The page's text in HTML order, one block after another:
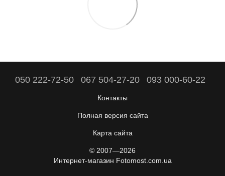
050 222-72-50 067 504-27-20 093 000-60-22
Контакты
Полная версия сайта
Карта сайта
© 2007—2026
Интернет-магазин Fotomost.com.ua